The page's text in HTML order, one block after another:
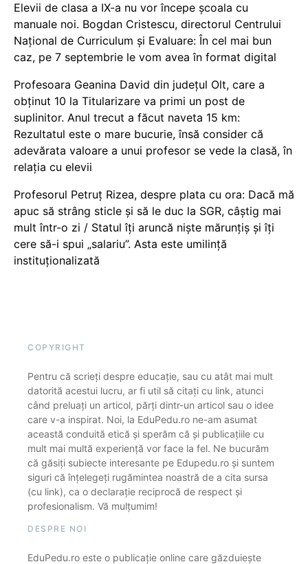
Elevii de clasa a IX-a nu vor începe școala cu
manuale noi. Bogdan Cristescu, directorul Centrului
Național de Curriculum și Evaluare: În cel mai bun
caz, pe 7 septembrie le vom avea în format digital
Profesoara Geanina David din județul Olt, care a
obținut 10 la Titularizare va primi un post de
suplinitor. Anul trecut a făcut naveta 15 km:
Rezultatul este o mare bucurie, însă consider că
adevărata valoare a unui profesor se vede la clasă, în
relația cu elevii
Profesorul Petruț Rizea, despre plata cu ora: Dacă mă
apuc să strâng sticle și să le duc la SGR, câștig mai
mult într-o zi / Statul îți aruncă niște mărunțiș și îți
cere să-i spui „salariu”. Asta este umilință
instituționalizată
COPYRIGHT
Pentru că scrieți despre educație, sau cu atât mai mult
datorită acestui lucru, ar fi util să citați cu link, atunci
când preluați un articol, părți dintr-un articol sau o idee
care v-a inspirat. Noi, la EduPedu.ro ne-am asumat
această conduită etică și sperăm că și publicațiile cu
mult mai multă experiență vor face la fel. Ne bucurăm
că găsiți subiecte interesante pe Edupedu.ro și suntem
siguri că înțelegeți rugămintea noastră de a cita sursa
(cu link), ca o declarație reciprocă de respect și
profesionalism. Vă mulțumim!
DESPRE NOI
EduPedu.ro este o publicație online care găzduiește